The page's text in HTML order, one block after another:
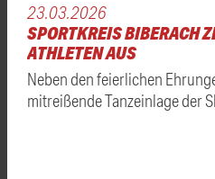
23.03.2026
SPORTKREIS BIBERACH
ATHLETEN AUS
Neben den feierlichen
mitreißende Tanzeinlage der